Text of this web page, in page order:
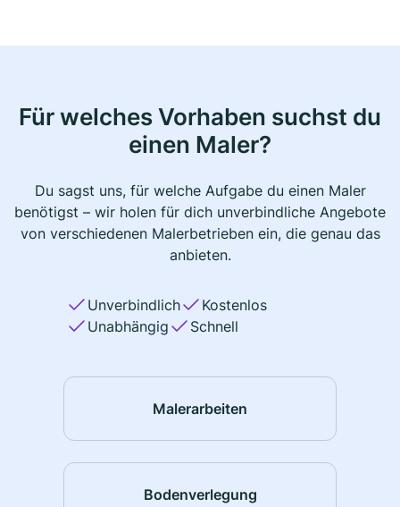
Für welches Vorhaben suchst du
einen Maler?
Du sagst uns, für welche Aufgabe du einen Maler
benötigst – wir holen für dich unverbindliche Angebote
von verschiedenen Malerbetrieben ein, die genau das
anbieten.
Unverbindlich
Kostenlos
Unabhängig
Schnell
Malerarbeiten
Bodenverlegung